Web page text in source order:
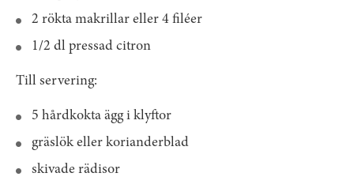
2 rökta makrillar eller 4 filéer
1/2 dl pressad citron
Till servering:
5 hårdkokta ägg i klyftor
gräslök eller korianderblad
skivade rädisor